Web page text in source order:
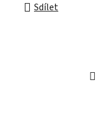
Sdílet